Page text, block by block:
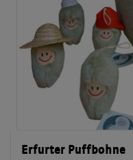
Erfurter Puffbohne